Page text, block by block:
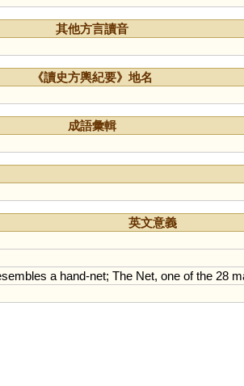
其他方言讀音
《讀史方輿紀要》地名
成語彙輯
英文意義
a hand-net; The Net, one of the 28